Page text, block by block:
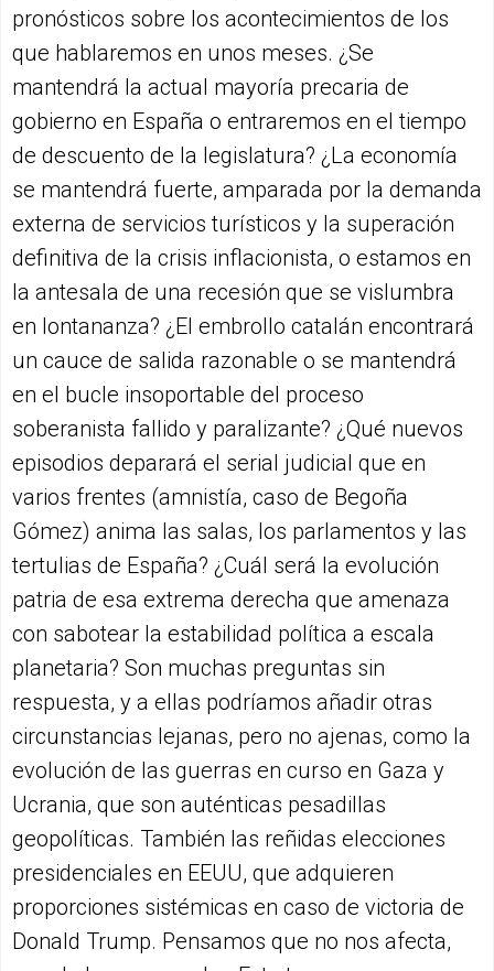
pronósticos sobre los acontecimientos de los
que hablaremos en unos meses. ¿Se
mantendrá la actual mayoría precaria de
gobierno en España o entraremos en el tiempo
de descuento de la legislatura? ¿La economía
se mantendrá fuerte, amparada por la demanda
externa de servicios turísticos y la superación
definitiva de la crisis inflacionista, o estamos en
la antesala de una recesión que se vislumbra
en lontananza? ¿El embrollo catalán encontrará
un cauce de salida razonable o se mantendrá
en el bucle insoportable del proceso
soberanista fallido y paralizante? ¿Qué nuevos
episodios deparará el serial judicial que en
varios frentes (amnistía, caso de Begoña
Gómez) anima las salas, los parlamentos y las
tertulias de España? ¿Cuál será la evolución
patria de esa extrema derecha que amenaza
con sabotear la estabilidad política a escala
planetaria? Son muchas preguntas sin
respuesta, y a ellas podríamos añadir otras
circunstancias lejanas, pero no ajenas, como la
evolución de las guerras en curso en Gaza y
Ucrania, que son auténticas pesadillas
geopolíticas. También las reñidas elecciones
presidenciales en EEUU, que adquieren
proporciones sistémicas en caso de victoria de
Donald Trump. Pensamos que no nos afecta,